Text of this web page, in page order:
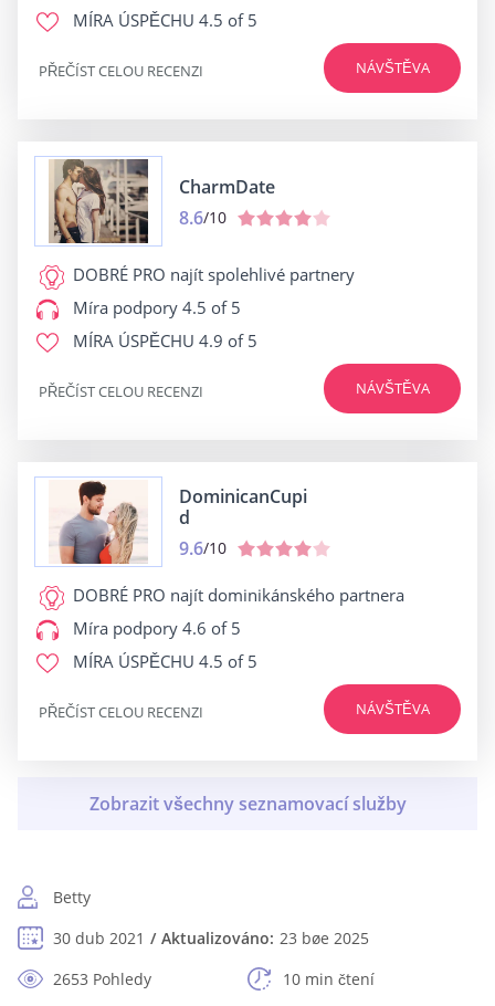
MÍRA ÚSPĚCHU 4.5 of 5
NÁVŠTĚVA
PŘEČÍST CELOU RECENZI
CharmDate
8.6/10
DOBRÉ PRO najít spolehlivé partnery
Míra podpory 4.5 of 5
MÍRA ÚSPĚCHU 4.9 of 5
NÁVŠTĚVA
PŘEČÍST CELOU RECENZI
DominicanCupi
d
9.6/10
DOBRÉ PRO najít dominikánského partnera
Míra podpory 4.6 of 5
MÍRA ÚSPĚCHU 4.5 of 5
NÁVŠTĚVA
PŘEČÍST CELOU RECENZI
Betty
30 dub 2021
Aktualizováno: 23 bøe 2025
2653 Pohledy
10 min čtení